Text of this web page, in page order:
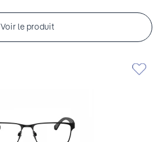
Voir le produit